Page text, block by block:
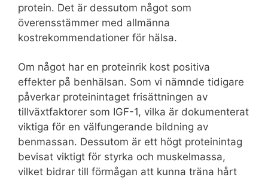
protein. Det är dessutom något som
överensstämmer med allmänna
kostrekommendationer för hälsa.
Om något har en proteinrik kost positiva
effekter på benhälsan. Som vi nämnde tidigare
påverkar proteinintaget frisättningen av
tillväxtfaktorer som IGF-1, vilka är dokumenterat
viktiga för en välfungerande bildning av
benmassan. Dessutom är ett högt proteinintag
bevisat viktigt för styrka och muskelmassa,
vilket bidrar till förmågan att kunna träna hårt